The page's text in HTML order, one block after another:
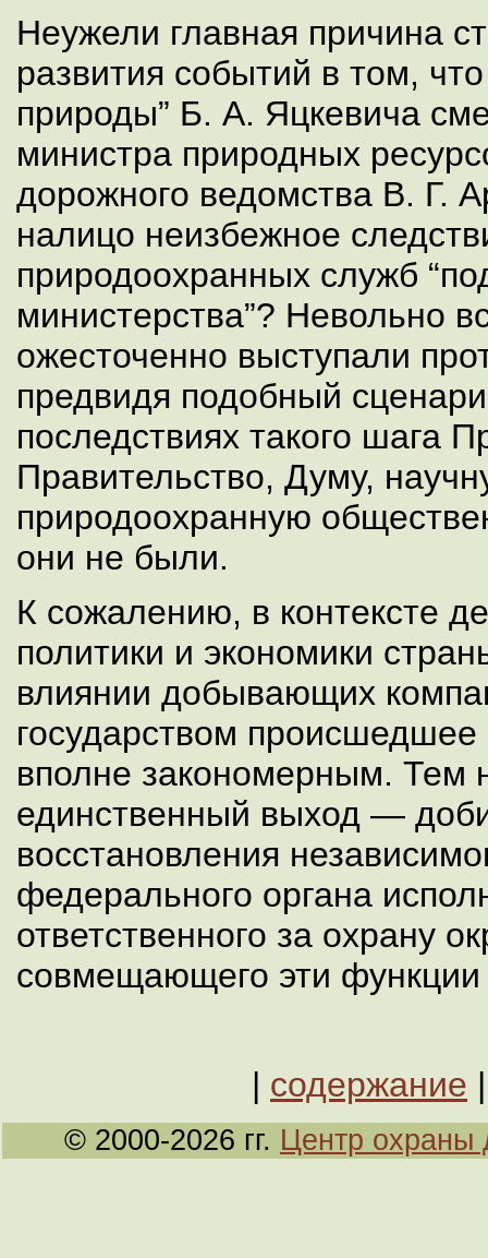
Неужели главная причина
развития событий в том, что
природы” Б. А. Яцкевича
министра природных
дорожного ведомства В. Г.
налицо неизбежное
природоохранных служб
министерства”? Невольно
ожесточенно выступали
предвидя подобный
последствиях такого шага
Правительство, Думу,
природоохранную
они не были.
К сожалению, в контексте
политики и экономики
влиянии добывающих
государством происшедшее
вполне закономерным. Тем
единственный выход —
восстановления
федерального органа
ответственного за охрану
совмещающего эти функции
| содержание
© 2000-2026 гг. Центр охраны